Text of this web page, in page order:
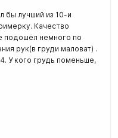
бы лучший из 10-и
Качество
подошёл немного по
рук(в груди маловат) .
У кого грудь поменьше,